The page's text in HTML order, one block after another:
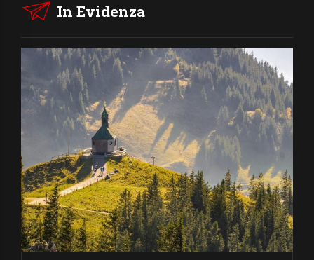
In Evidenza